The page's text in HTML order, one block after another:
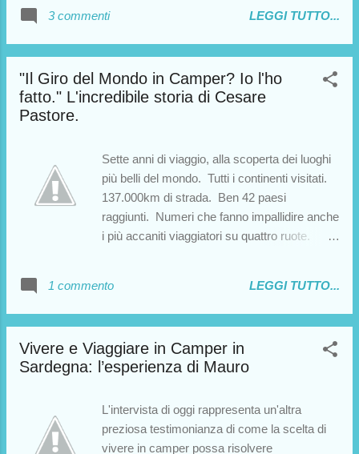
vedevo da circa 30 anni, ma quando mi resi
conto che li avrei rivisti anche il giorno dopo, il
prese una sorta di agitazione, dovevo
cambiare quella situazione […]”. Credo che,
lettura di questa splendida storia di vita, e
ringraziare Roberto per averci reso partecipi.
3 commenti LEGGI TUTTO...
"Il Giro del Mondo in Camper? Io l'ho
fatto." L'incredibile storia di Cesare
Pastore.
Sette anni di viaggio, alla scoperta dei luoghi
più belli del mondo. Tutti i continenti visitati.
137.000km di strada. Ben 42 paesi
raggiunti. Numeri che fanno impallidire anche
i più accaniti viaggiatori su quattro ruote.
chiesto a Cesare di raccontarci com'è
andata...ed ecco a voi l'intervista. 1)
poter oggi raccogliere la tua testimonianza.
La prima domanda che viene da porsi è:
non più giovanissime a compiere una tale
impresa?
1 commento LEGGI TUTTO...
Vivere e Viaggiare in Camper in
Sardegna: l’esperienza di Mauro
L'intervista di oggi rappresenta un'altra
preziosa testimonianza di come la scelta di
vivere in camper possa risolvere